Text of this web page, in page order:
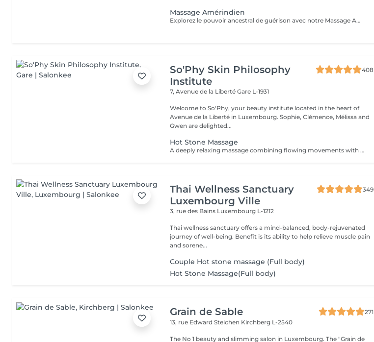
Massage Amérindien
Explorez le pouvoir ancestral de guérison avec notre Massage Amérindien aux Pierres Chaudes. Plongez dans une expérience où la sagesse des traditions amérindiennes se marie à la chaleur bienfaisante des pierres. Les pierres chaudes, soigneusement positionnées le long de votre corps, libèrent une énergie apaisante qui soulage les tensions musculaires et stimule la circulation. Les mouvements rituels et les propriétés énergisantes des pierres créent une harmonie unique entre le physique et le spirituel. Laissez-vous emporter par la chaleur réconfortante et les bienfaits revitalisants de notre Massage Amérindien avec des pierres chaudes.
So'Phy Skin Philosophy
Institute
408
7, Avenue de la LibertéGare L-1931
Welcome to So'Phy, your beauty institute located in the heart of
Avenue de la Liberté in Luxembourg. Sophie, Clémence, Mélissa and
Gwen are delighted...
Hot Stone Massage
A deeply relaxing massage combining flowing movements with the soothing warmth of volcanic stones. The heat penetrates deeply into the muscles, helping to release tension, promote relaxation and create an immediate sense of letting go. Slow and harmonious movements guide the body into a state of deep relaxation while improving circulation and enhancing the feeling of lightness. An ideal treatment to unwind, release stress and restore balance between body and mind.
Thai Wellness Sanctuary
Luxembourg Ville
349
3, rue des Bains Luxembourg L-1212
Thai wellness sanctuary offers a mind-balanced, body-rejuvenated
journey of well-being. Benefit is its ability to help relieve muscle pain
and sorene...
Couple Hot stone massage (Full body)
Hot Stone Massage(Full body)
Grain de Sable
271
13, rue Edward Steichen Kirchberg L-2540
The No 1 beauty and slimming salon in Luxembourg. The "Grain de